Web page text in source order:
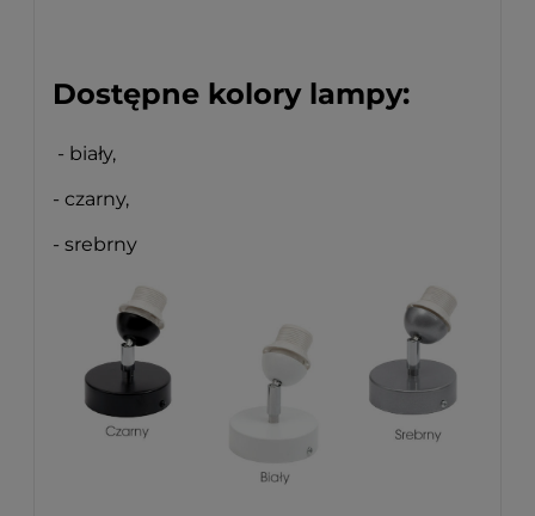
Dostępne kolory lampy:
- biały,
- czarny,
- srebrny